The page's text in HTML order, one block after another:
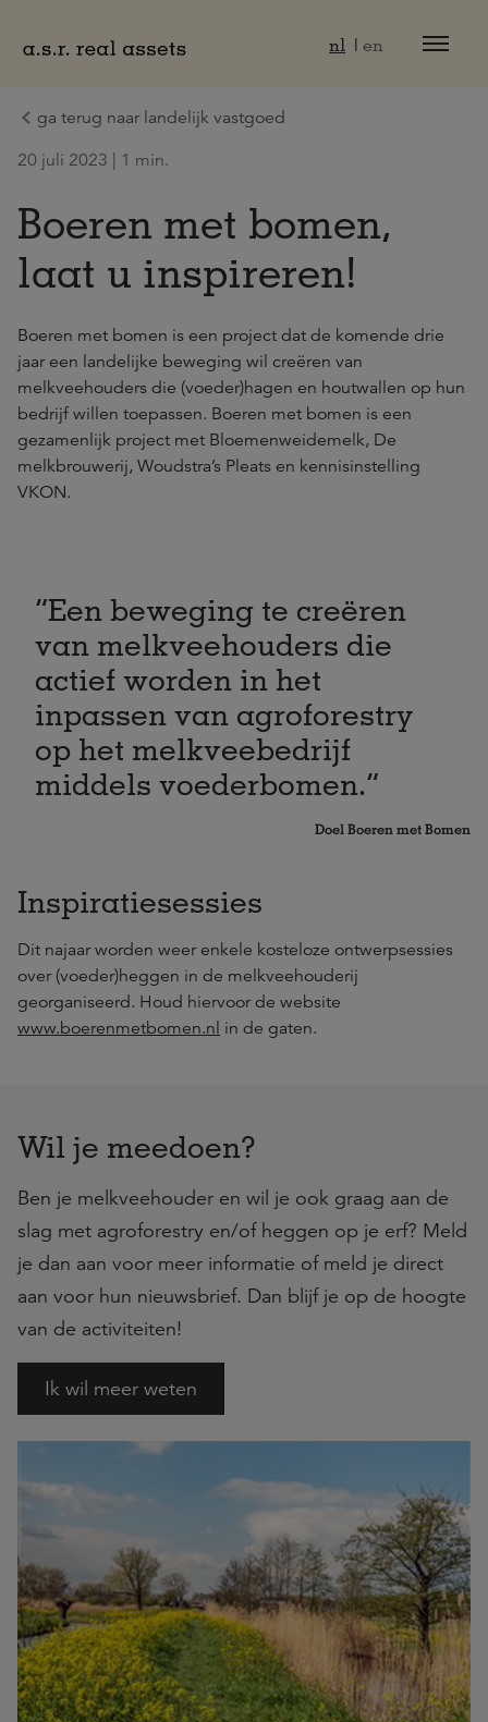
nl en
ga terug naar landelijk vastgoed
20 juli 2023 | 1 min.
Boeren met bomen,
laat u inspireren!
Boeren met bomen is een project dat de komende drie
jaar een landelijke beweging wil creëren van
melkveehouders die (voeder)hagen en houtwallen op hun
bedrijf willen toepassen. Boeren met bomen is een
gezamenlijk project met Bloemenweidemelk, De
melkbrouwerij, Woudstra’s Pleats en kennisinstelling
VKON.
Een beweging te creëren
van melkveehouders die
actief worden in het
inpassen van agroforestry
op het melkveebedrijf
middels voederbomen.
Doel Boeren met Bomen
Inspiratiesessies
Dit najaar worden weer enkele kosteloze ontwerpsessies
over (voeder)heggen in de melkveehouderij
georganiseerd. Houd hiervoor de website
www.boerenmetbomen.nl in de gaten.
Wil je meedoen?
Ben je melkveehouder en wil je ook graag aan de
slag met agroforestry en/of heggen op je erf? Meld
je dan aan voor meer informatie of meld je direct
aan voor hun nieuwsbrief. Dan blijf je op de hoogte
van de activiteiten!
Ik wil meer weten